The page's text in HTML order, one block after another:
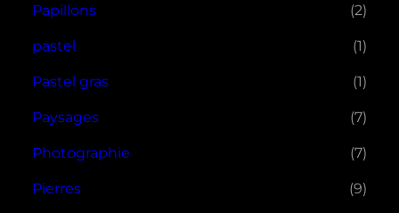
Papillons (2)
pastel (1)
Pastel gras (1)
Paysages (7)
Photographie (7)
Pierres (9)